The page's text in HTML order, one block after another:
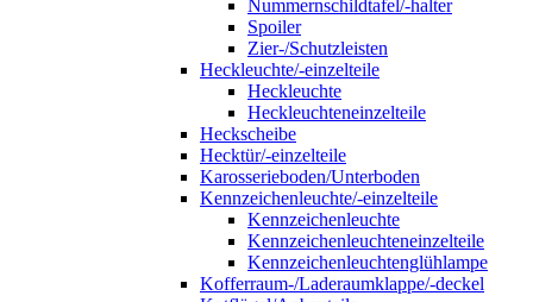
Nummernschildtafel/-halter
Spoiler
Zier-/Schutzleisten
Heckleuchte/-einzelteile
Heckleuchte
Heckleuchteneinzelteile
Heckscheibe
Hecktür/-einzelteile
Karosserieboden/Unterboden
Kennzeichenleuchte/-einzelteile
Kennzeichenleuchte
Kennzeichenleuchteneinzelteile
Kennzeichenleuchtenglühlampe
Kofferraum-/Laderaumklappe/-deckel